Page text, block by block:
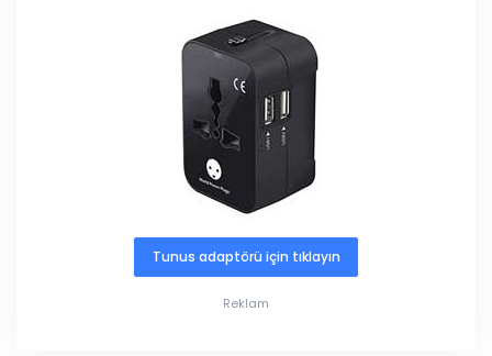
Tunus adaptörü için tıklayın
Reklam